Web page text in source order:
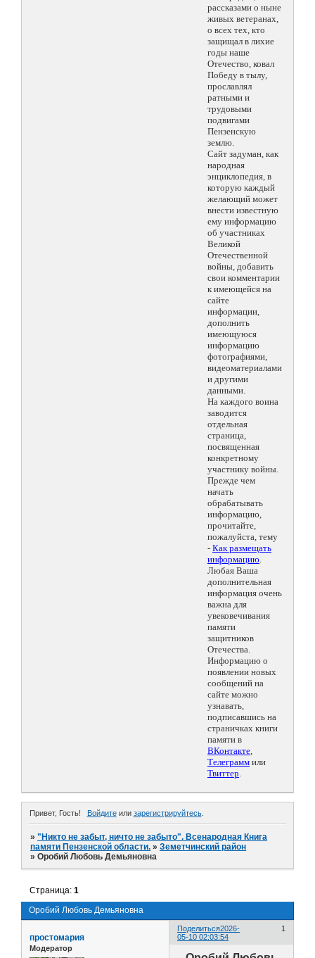
рассказами о ныне
живых ветеранах,
о всех тех, кто
защищал в лихие
годы наше
Отечество, ковал
Победу в тылу,
прославлял
ратными и
трудовыми
подвигами
Пензенскую
землю.
Сайт задуман, как
народная
энциклопедия, в
которую каждый
желающий может
внести известную
ему информацию
об участниках
Великой
Отечественной
войны, добавить
свои комментарии
к имеющейся на
сайте
информации,
дополнить
имеющуюся
информацию
фотографиями,
видеоматериалами
и другими
данными.
На каждого воина
заводится
отдельная
страница,
посвященная
конкретному
участнику войны.
Прежде чем
начать
обрабатывать
информацию,
прочитайте,
пожалуйста, тему
- Как размещать
информацию.
Любая Ваша
дополнительная
информация очень
важна для
увековечивания
памяти
защитников
Отечества.
Информацию о
появлении новых
сообщений на
сайте можно
узнавать,
подписавшись на
страничках книги
памяти в
ВКонтакте,
Телеграмм или
Твиттер.
Привет, Гость! Войдитеили зарегистрируйтесь.
»"Никто не забыт, ничто не забыто". Всенародная Книга
памяти Пензенской области. »Земетчинский район
»Оробий Любовь Демьяновна
Оробий Любовь Демьяновна
Страница:1
Поделиться 1
2026-
05-10 02:03:54
простомария
Модератор